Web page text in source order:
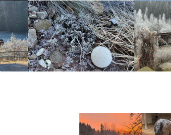
Show larger version Show
Show larger versionShow